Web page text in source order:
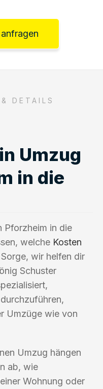
DETAILS
Umzug
in die
Pforzheim in die
welche Kosten
wir helfen dir
Schuster
Umzüge wie von
Umzug hängen
ab, wie
Wohnung oder